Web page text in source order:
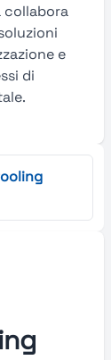
collabora
e
di